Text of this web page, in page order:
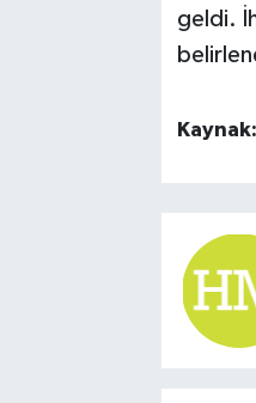
geldi.
Kaynak: